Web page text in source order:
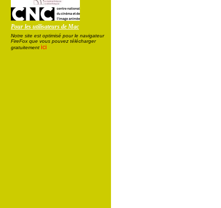
Pour les utilisateurs de Mac
Notre site est optimisé pour le navigateur
FireFox que vous pouvez télécharger
gratuitement ici